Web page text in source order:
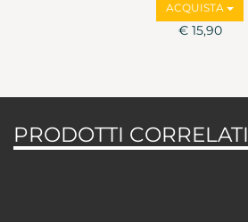
ACQUISTA
€ 15,90
PRODOTTI CORRELATI